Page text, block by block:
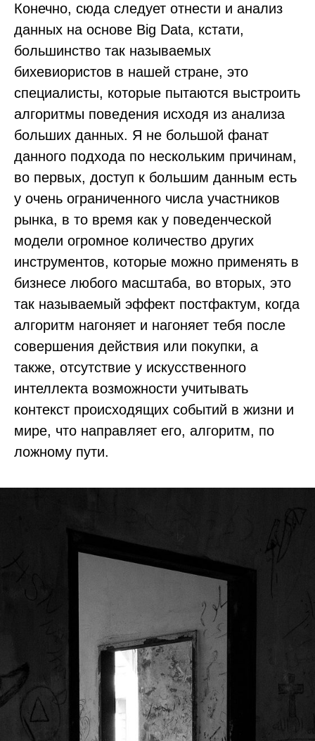
Конечно, сюда следует отнести и анализ
данных на основе Big Data, кстати,
большинство так называемых
бихевиористов в нашей стране, это
специалисты, которые пытаются выстроить
алгоритмы поведения исходя из анализа
больших данных. Я не большой фанат
данного подхода по нескольким причинам,
во первых, доступ к большим данным есть
у очень ограниченного числа участников
рынка, в то время как у поведенческой
модели огромное количество других
инструментов, которые можно применять в
бизнесе любого масштаба, во вторых, это
так называемый эффект постфактум, когда
алгоритм нагоняет и нагоняет тебя после
совершения действия или покупки, а
также, отсутствие у искусственного
интеллекта возможности учитывать
контекст происходящих событий в жизни и
мире, что направляет его, алгоритм, по
ложному пути.